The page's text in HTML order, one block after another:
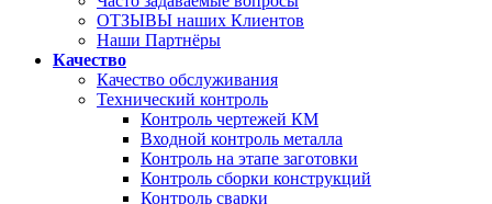
ОТЗЫВЫ наших Клиентов
Наши Партнёры
Качество
Качество обслуживания
Технический контроль
Контроль чертежей КМ
Входной контроль металла
Контроль на этапе заготовки
Контроль сборки конструкций
Контроль сварки